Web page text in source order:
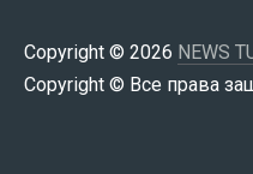
Copyright © 2026 NEWS
Copyright © Все права